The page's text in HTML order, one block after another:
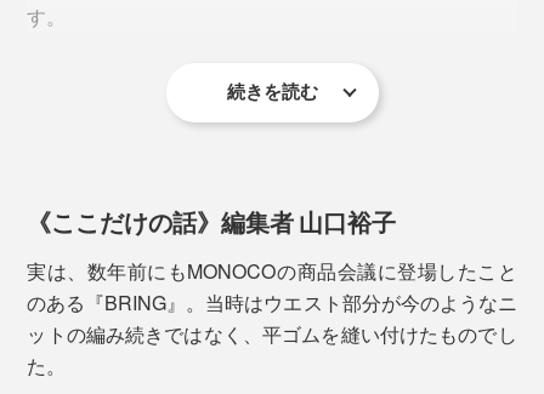
前後・表裏がないので、どの面を前にして履いても
OK。旅行や災害時、下着の替えを減らすことができま
ブランドロゴはプリントされているため、タグが肌に当
たって不快になることがありません。
ーディを着ました。これもベースキャンプから着替える
よれたくらいで、破れたりはしなかったです。
メディカルキャンプに建てたイグルー（ブロック状にカ
ットした雪を積み上げて作るドーム型簡易住居）の中は
す。
その後繊維専門商社を経て、岩元氏は当時学生であった
半。
当時は、使用済みのコットン衣類からバイオエタノール
燃料を生成することに挑戦しており、その原料となる使
用済みの衣類を集めるための企画を考えていました。そ
の時に繋がったのが、原体験でもあるハリウッド映画。
続きを読む
《ここだけの話》編集者 山口裕子
実は、数年前にもMONOCOの商品会議に登場したこと
のある『BRING』。当時はウエスト部分が今のようなニ
ットの編み続きではなく、平ゴムを縫い付けたものでし
た。